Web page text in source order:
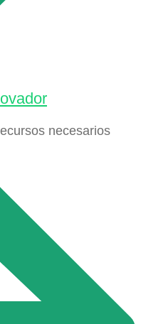
necesarios